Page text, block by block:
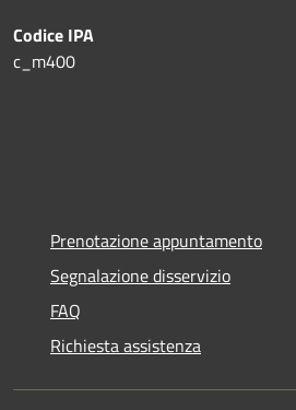
Codice IPA
c_m400
Prenotazione appuntamento
Segnalazione disservizio
FAQ
Richiesta assistenza